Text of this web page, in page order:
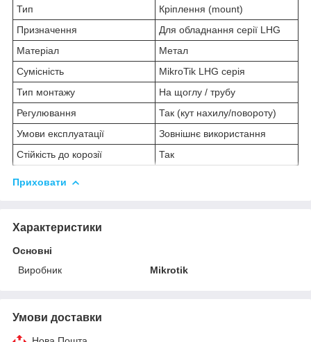
Тип
Кріплення (mount)
Призначення
Для обладнання серії LHG
Матеріал
Метал
Сумісність
MikroTik LHG серія
Тип монтажу
На щоглу / трубу
Регулювання
Так (кут нахилу/повороту)
Умови експлуатації
Зовнішнє використання
Стійкість до корозії
Так
Приховати
Характеристики
Основні
Виробник
Mikrotik
Умови доставки